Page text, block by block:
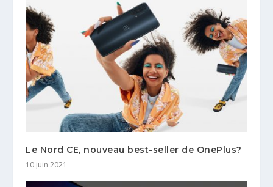
Le Nord CE, nouveau best-seller de OnePlus?
10 juin 2021